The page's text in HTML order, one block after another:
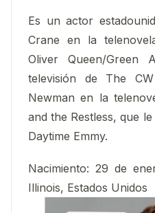
Es un actor
Crane en la
Oliver Queen/
televisión de The
Newman en la
and the Restless, que
Daytime Emmy.
Nacimiento: 29 de
Illinois, Estados Unidos